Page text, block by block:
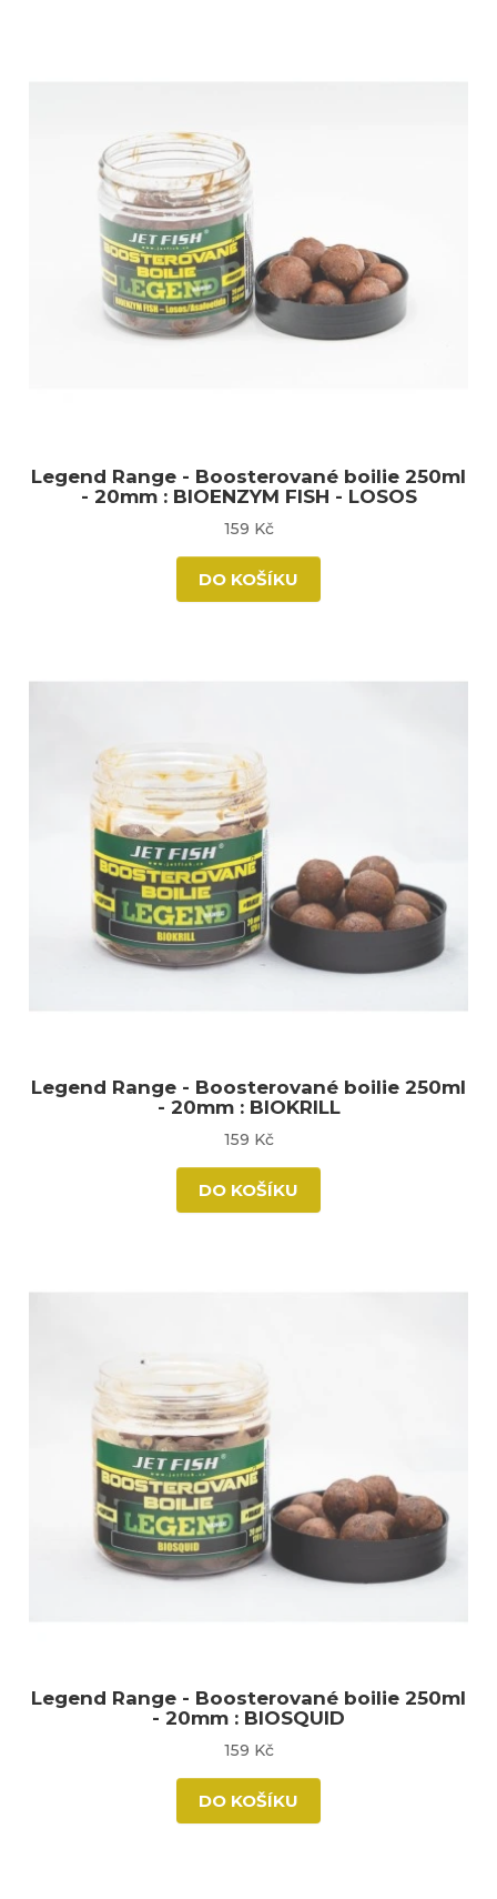
Legend Range - Boosterované boilie 250ml
- 20mm : BIOENZYM FISH - LOSOS
159 Kč
DO KOŠÍKU
Legend Range - Boosterované boilie 250ml
- 20mm : BIOKRILL
159 Kč
DO KOŠÍKU
Legend Range - Boosterované boilie 250ml
- 20mm : BIOSQUID
159 Kč
DO KOŠÍKU